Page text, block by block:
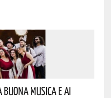
Musica E Ai